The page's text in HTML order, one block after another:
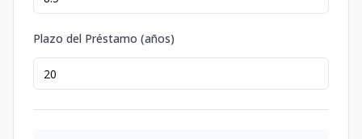
Plazo del Préstamo (años)